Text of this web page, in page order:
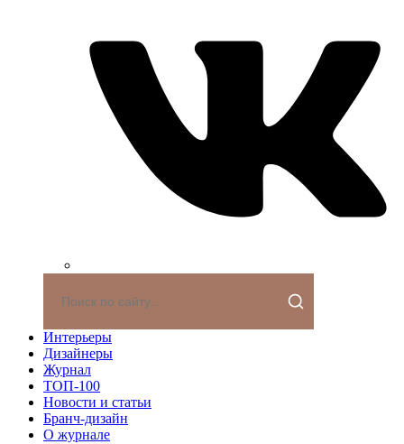
Интерьеры
Дизайнеры
Журнал
ТОП-100
Новости и статьи
Бранч-дизайн
О журнале